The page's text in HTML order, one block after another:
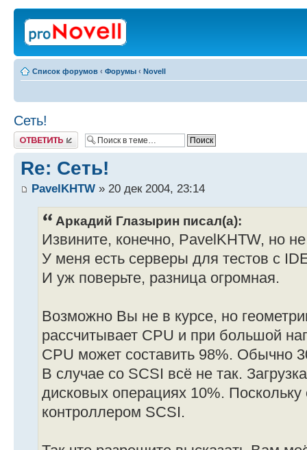
Список форумов ‹ Форумы ‹ Novell
Сеть!
Ответить
Re: Сеть!
PavelKHTW » 20 дек 2004, 23:14
Аркадий Глазырин писал(а):
Извините, конечно, PavelKHTW, но
У меня есть серверы для тестов с
И уж поверьте, разница огромная.
Возможно Вы не в курсе, но
рассчитывает CPU и при большой
CPU может составить 98%. Обычно
В случае со SCSI всё не так.
дисковых операциях 10%. Поскольку
контроллером SCSI.